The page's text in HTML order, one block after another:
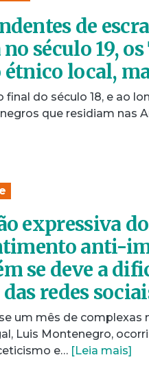
de
século 19,
local,
final do século 18, e ao
que residiam nas
expressiva
anti-
se deve a
redes
um mês de
Luis Montenegro,
e… [Leia mais]